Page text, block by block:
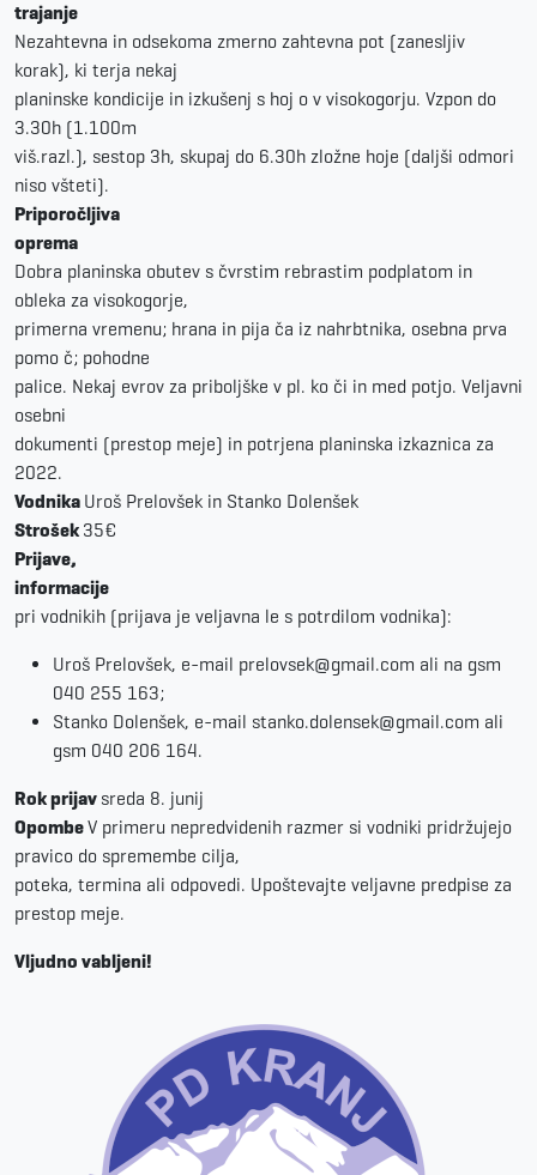
trajanje
Nezahtevna in odsekoma zmerno zahtevna pot (zanesljiv
korak), ki terja nekaj
planinske kondicije in izkušenj s hoj o v visokogorju. Vzpon do
3.30h (1.100m
viš.razl.), sestop 3h, skupaj do 6.30h zložne hoje (daljši odmori
niso všteti).
Priporočljiva
oprema
Dobra planinska obutev s čvrstim rebrastim podplatom in
obleka za visokogorje,
primerna vremenu; hrana in pija ča iz nahrbtnika, osebna prva
pomo č; pohodne
palice. Nekaj evrov za priboljške v pl. ko či in med potjo. Veljavni
osebni
dokumenti (prestop meje) in potrjena planinska izkaznica za
2022.
Vodnika Uroš Prelovšek in Stanko Dolenšek
Strošek 35€
Prijave,
informacije
pri vodnikih (prijava je veljavna le s potrdilom vodnika):
Uroš Prelovšek, e-mail prelovsek@gmail.com ali na gsm
040 255 163;
Stanko Dolenšek, e-mail stanko.dolensek@gmail.com ali
gsm 040 206 164.
Rok prijav sreda 8. junij
OpombeV primeru nepredvidenih razmer si vodniki pridržujejo
pravico do spremembe cilja,
poteka, termina ali odpovedi. Upoštevajte veljavne predpise za
prestop meje.
Vljudno vabljeni!